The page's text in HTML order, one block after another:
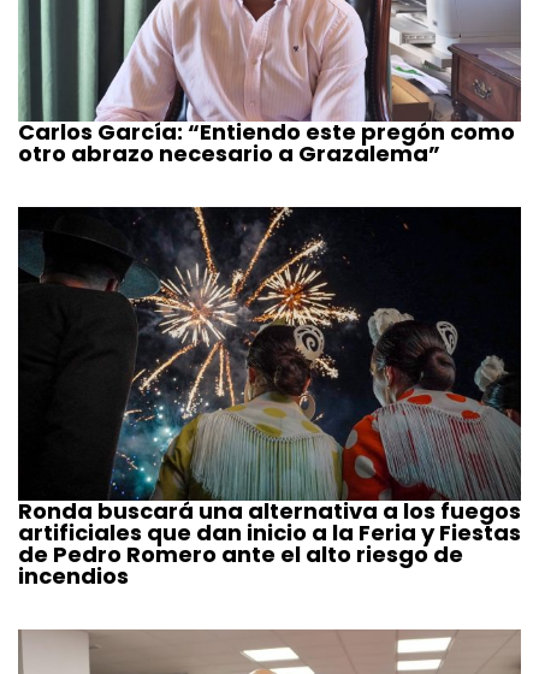
Carlos García: “Entiendo este pregón como
otro abrazo necesario a Grazalema”
Ronda buscará una alternativa a los fuegos
artificiales que dan inicio a la Feria y Fiestas
de Pedro Romero ante el alto riesgo de
incendios